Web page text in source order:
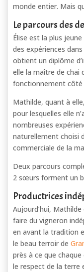
monde entier. Mais
Le parcours des
Élise est la plus
des expériences
obtient un diplôme
elle la maître de chai
fonctionnement côté
Mathilde, quant à
pour lesquelles elle
nombreuses
naturellement choisi
commerciale de la
Deux parcours
2 sœurs forment un
Productrices
Aujourd’hui,
faire du vigneron
en avant la tradition
le beau terroir de
près à ce que
le respect de la terre